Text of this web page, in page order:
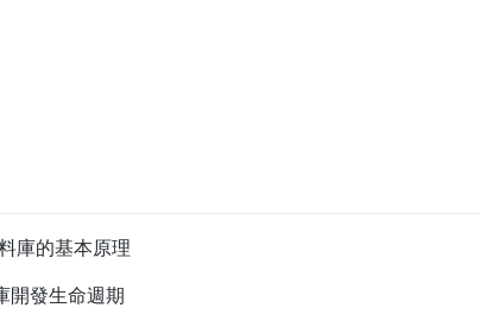
庫的基本原理
開發生命週期